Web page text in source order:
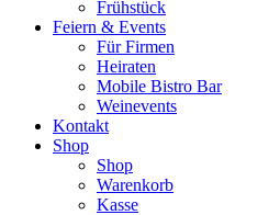
Frühstück
Feiern & Events
Für Firmen
Heiraten
Mobile Bistro Bar
Weinevents
Kontakt
Shop
Shop
Warenkorb
Kasse